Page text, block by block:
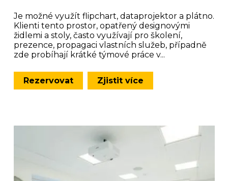
Je možné využít flipchart, dataprojektor a plátno.
Klienti tento prostor, opatřený designovými
židlemi a stoly, často využívají pro školení,
prezence, propagaci vlastních služeb, případně
zde probíhají krátké týmové práce v...
Rezervovat Zjistit více